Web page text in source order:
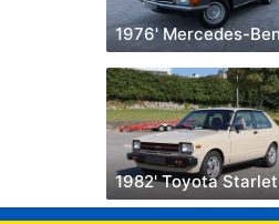
1982' Toyota Starlet